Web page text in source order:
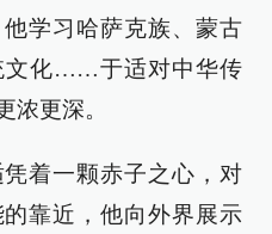
学习哈萨克族、蒙古
文化……于适对中华传
浓更深。
着一颗赤子之心，对
靠近，他向外界展示